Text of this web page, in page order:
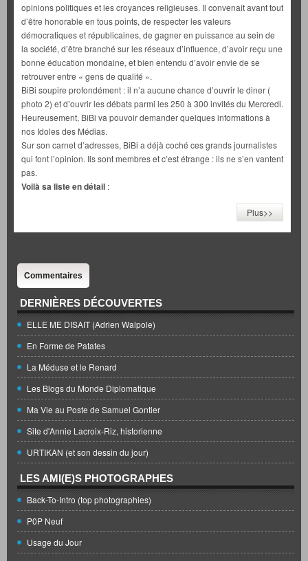
opinions politiques et les croyances religieuses. Il convenait avant tout
d’être honorable en tous points, de respecter les valeurs
démocratiques et républicaines, de gagner en puissance au sein de
la société, d’être branché sur les réseaux d’influence, d’avoir reçu une
bonne éducation mondaine, et bien entendu d’avoir envie de se
retrouver entre « gens de qualité ».
BiBi soupire profondément : il n’a aucune chance d’ouvrir le diner (
photo 2) et d’ouvrir les débats parmi les 250 à 300 invités du Mercredi.
Heureusement, BiBi va pouvoir demander quelques informations à
nos Idoles des Médias.
Sur son carnet d’adresses, BiBi a déjà coché ces grands journalistes
qui font l’opinion. Ils sont membres et c’est étrange : ils ne s’en vantent
pas.
Voilà sa liste en détail :
Plus>>
Commentaires
DERNIÈRES DÉCOUVERTES
ELLE ME DISAIT (Adrien Walpole)
En Forme de Patates
La Méduse et le Renard
Les Blogs du Monde Diplomatique
Ma Vie au Poste de Samuel Gontier
Site d'Annie Lacroix-Riz, historienne
URTIKAN (et son dessin du jour)
LES AMI(E)S PHOTOGRAPHES
Back-To-Intro (top photographies)
P0P Neuf
Usage du Jour